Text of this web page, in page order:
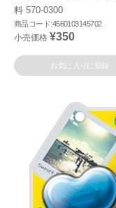
料 570-0300
商品コード:4560103145702
小売価格 ¥350
お気に入りに登録